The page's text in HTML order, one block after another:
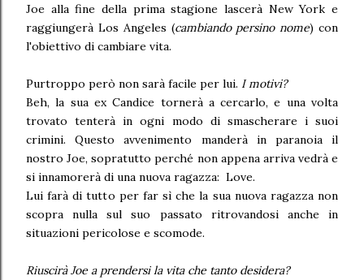
Joe alla fine della prima stagione lascerà New York e
raggiungerà Los Angeles (cambiando persino nome) con
l'obiettivo di cambiare vita.
Purtroppo però non sarà facile per lui. I motivi?
Beh, la sua ex Candice tornerà a cercarlo, e una volta
trovato tenterà in ogni modo di smascherare i suoi
crimini. Questo avvenimento manderà in paranoia il
nostro Joe, sopratutto perché non appena arriva vedrà e
si innamorerà di una nuova ragazza: Love.
Lui farà di tutto per far sì che la sua nuova ragazza non
scopra nulla sul suo passato ritrovandosi anche in
situazioni pericolose e scomode.
Riuscirà Joe a prendersi la vita che tanto desidera?